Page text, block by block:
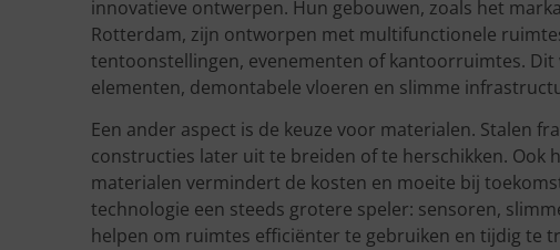
innovatieve ontwerpen. Hun gebouwen, zoals het
Rotterdam, zijn ontworpen met multifunctionele
tentoonstellingen, evenementen of kantoorruimtes.
elementen, demontabele vloeren en slimme
Een ander aspect is de keuze voor materialen. Stalen
constructies later uit te breiden of te herschikken. Ook
materialen vermindert de kosten en moeite bij
technologie een steeds grotere speler: sensoren,
helpen om ruimtes efficiënter te gebruiken en tijdig te